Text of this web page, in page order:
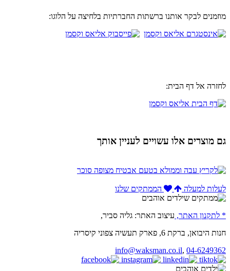
מוזמנים לבקר אותנו ברשתות החברתיות בלחיצה על הלוגו:
לחזרה אל דף הבית:
גם מוצרים אלו עשויים לעניין אותך
לעלות למעלה הממתקים שלנו
* לתקנון האתר, עיצוב האתר: גליה סביר,
חנות היבואן, ברקת 6, פארק תעשיה צפוני קיסריה
info@waksman.co.il, 04-6249362